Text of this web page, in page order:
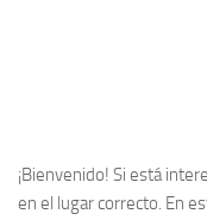
¡Bienvenido! Si está
en el lugar correcto. En